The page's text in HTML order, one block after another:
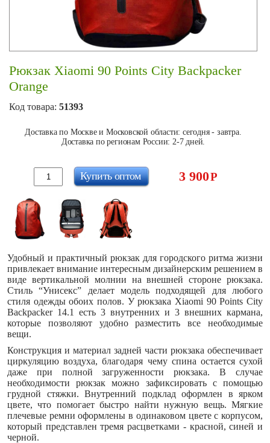
Рюкзак Xiaomi 90 Points City Backpacker
Orange
Код товара: 51393
Доставка по Москве и Московской области: сегодня - завтра.
Доставка по регионам России: 2-7 дней.
3 900Р
Купить оптом
Удобный и практичный рюкзак для городского ритма жизни
привлекает внимание интересным дизайнерским решением в
виде вертикальной молнии на внешней стороне рюкзака.
Стиль “Унисекс” делает модель подходящей для любого
стиля одежды обоих полов. У рюкзака Xiaomi 90 Points City
Backpacker 14.1 есть 3 внутренних и 3 внешних кармана,
которые позволяют удобно разместить все необходимые
вещи.
Конструкция и материал задней части рюкзака обеспечивает
циркуляцию воздуха, благодаря чему спина остается сухой
даже при полной загруженности рюкзака. В случае
необходимости рюкзак можно зафиксировать с помощью
грудной стяжки. Внутренний подклад оформлен в ярком
цвете, что помогает быстро найти нужную вещь. Мягкие
плечевые ремни оформлены в одинаковом цвете с корпусом,
который представлен тремя расцветками - красной, синей и
черной.